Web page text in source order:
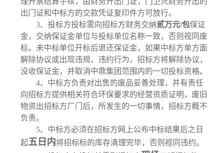
出门证和中标方的交款凭证复印件方可放行。
3、 投标方投标需向招标方财务交纳贰万元/包保证
金，交纳保证金单位与投标单位名称一致，否则视同废
标。未中标单位开标后退还保证金，如果中标方单方面
解除协议或出现违规、违约行为，招标方将解除协议，
没收保证金，并取消中鼎集团范围内的一切投标资格。
4、 中标方负责对出售的废品妥善处理，并有责任
向招标方提供相关符合环保要求的经营资质证明，废旧
物资出招标方厂门后，所发生的一切事情，招标方概不
负责。
5、 中标方必须在招标方网上公布中标结果后之日
起五日内将招标标的库存清理完毕，否则视同违约。